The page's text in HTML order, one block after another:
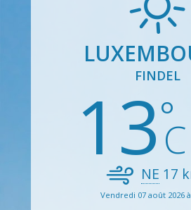
FINDEL
13
NE 17
Vendredi 07 août 2026